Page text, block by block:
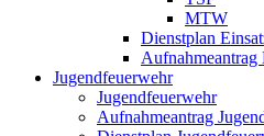
MTW
Dienstplan
Aufnahmeantrag
Jugendfeuerwehr
Jugendfeuerwehr
Aufnahmeantrag